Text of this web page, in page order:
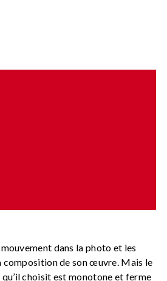
dans la photo et les
composition de son œuvre. Mais le
choisit est monotone et ferme